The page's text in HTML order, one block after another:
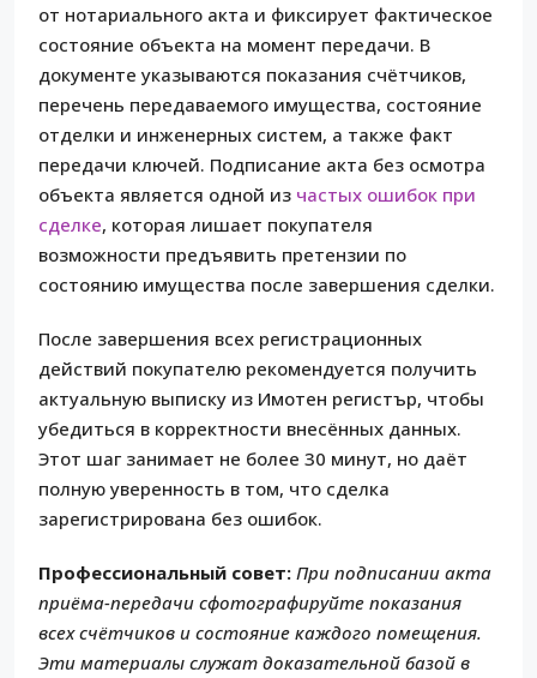
от нотариального акта и фиксирует фактическое
состояние объекта на момент передачи. В
документе указываются показания счётчиков,
перечень передаваемого имущества, состояние
отделки и инженерных систем, а также факт
передачи ключей. Подписание акта без осмотра
объекта является одной из частых ошибок при
сделке, которая лишает покупателя
возможности предъявить претензии по
состоянию имущества после завершения сделки.
После завершения всех регистрационных
действий покупателю рекомендуется получить
актуальную выписку из Имотен регистър, чтобы
убедиться в корректности внесённых данных.
Этот шаг занимает не более 30 минут, но даёт
полную уверенность в том, что сделка
зарегистрирована без ошибок.
Профессиональный совет: При подписании акта
приёма-передачи сфотографируйте показания
всех счётчиков и состояние каждого помещения.
Эти материалы служат доказательной базой в